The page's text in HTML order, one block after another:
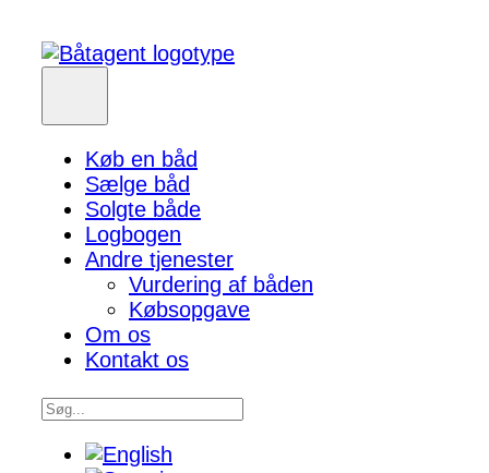
Køb en båd
Sælge båd
Solgte både
Logbogen
Andre tjenester
Vurdering af båden
Købsopgave
Om os
Kontakt os